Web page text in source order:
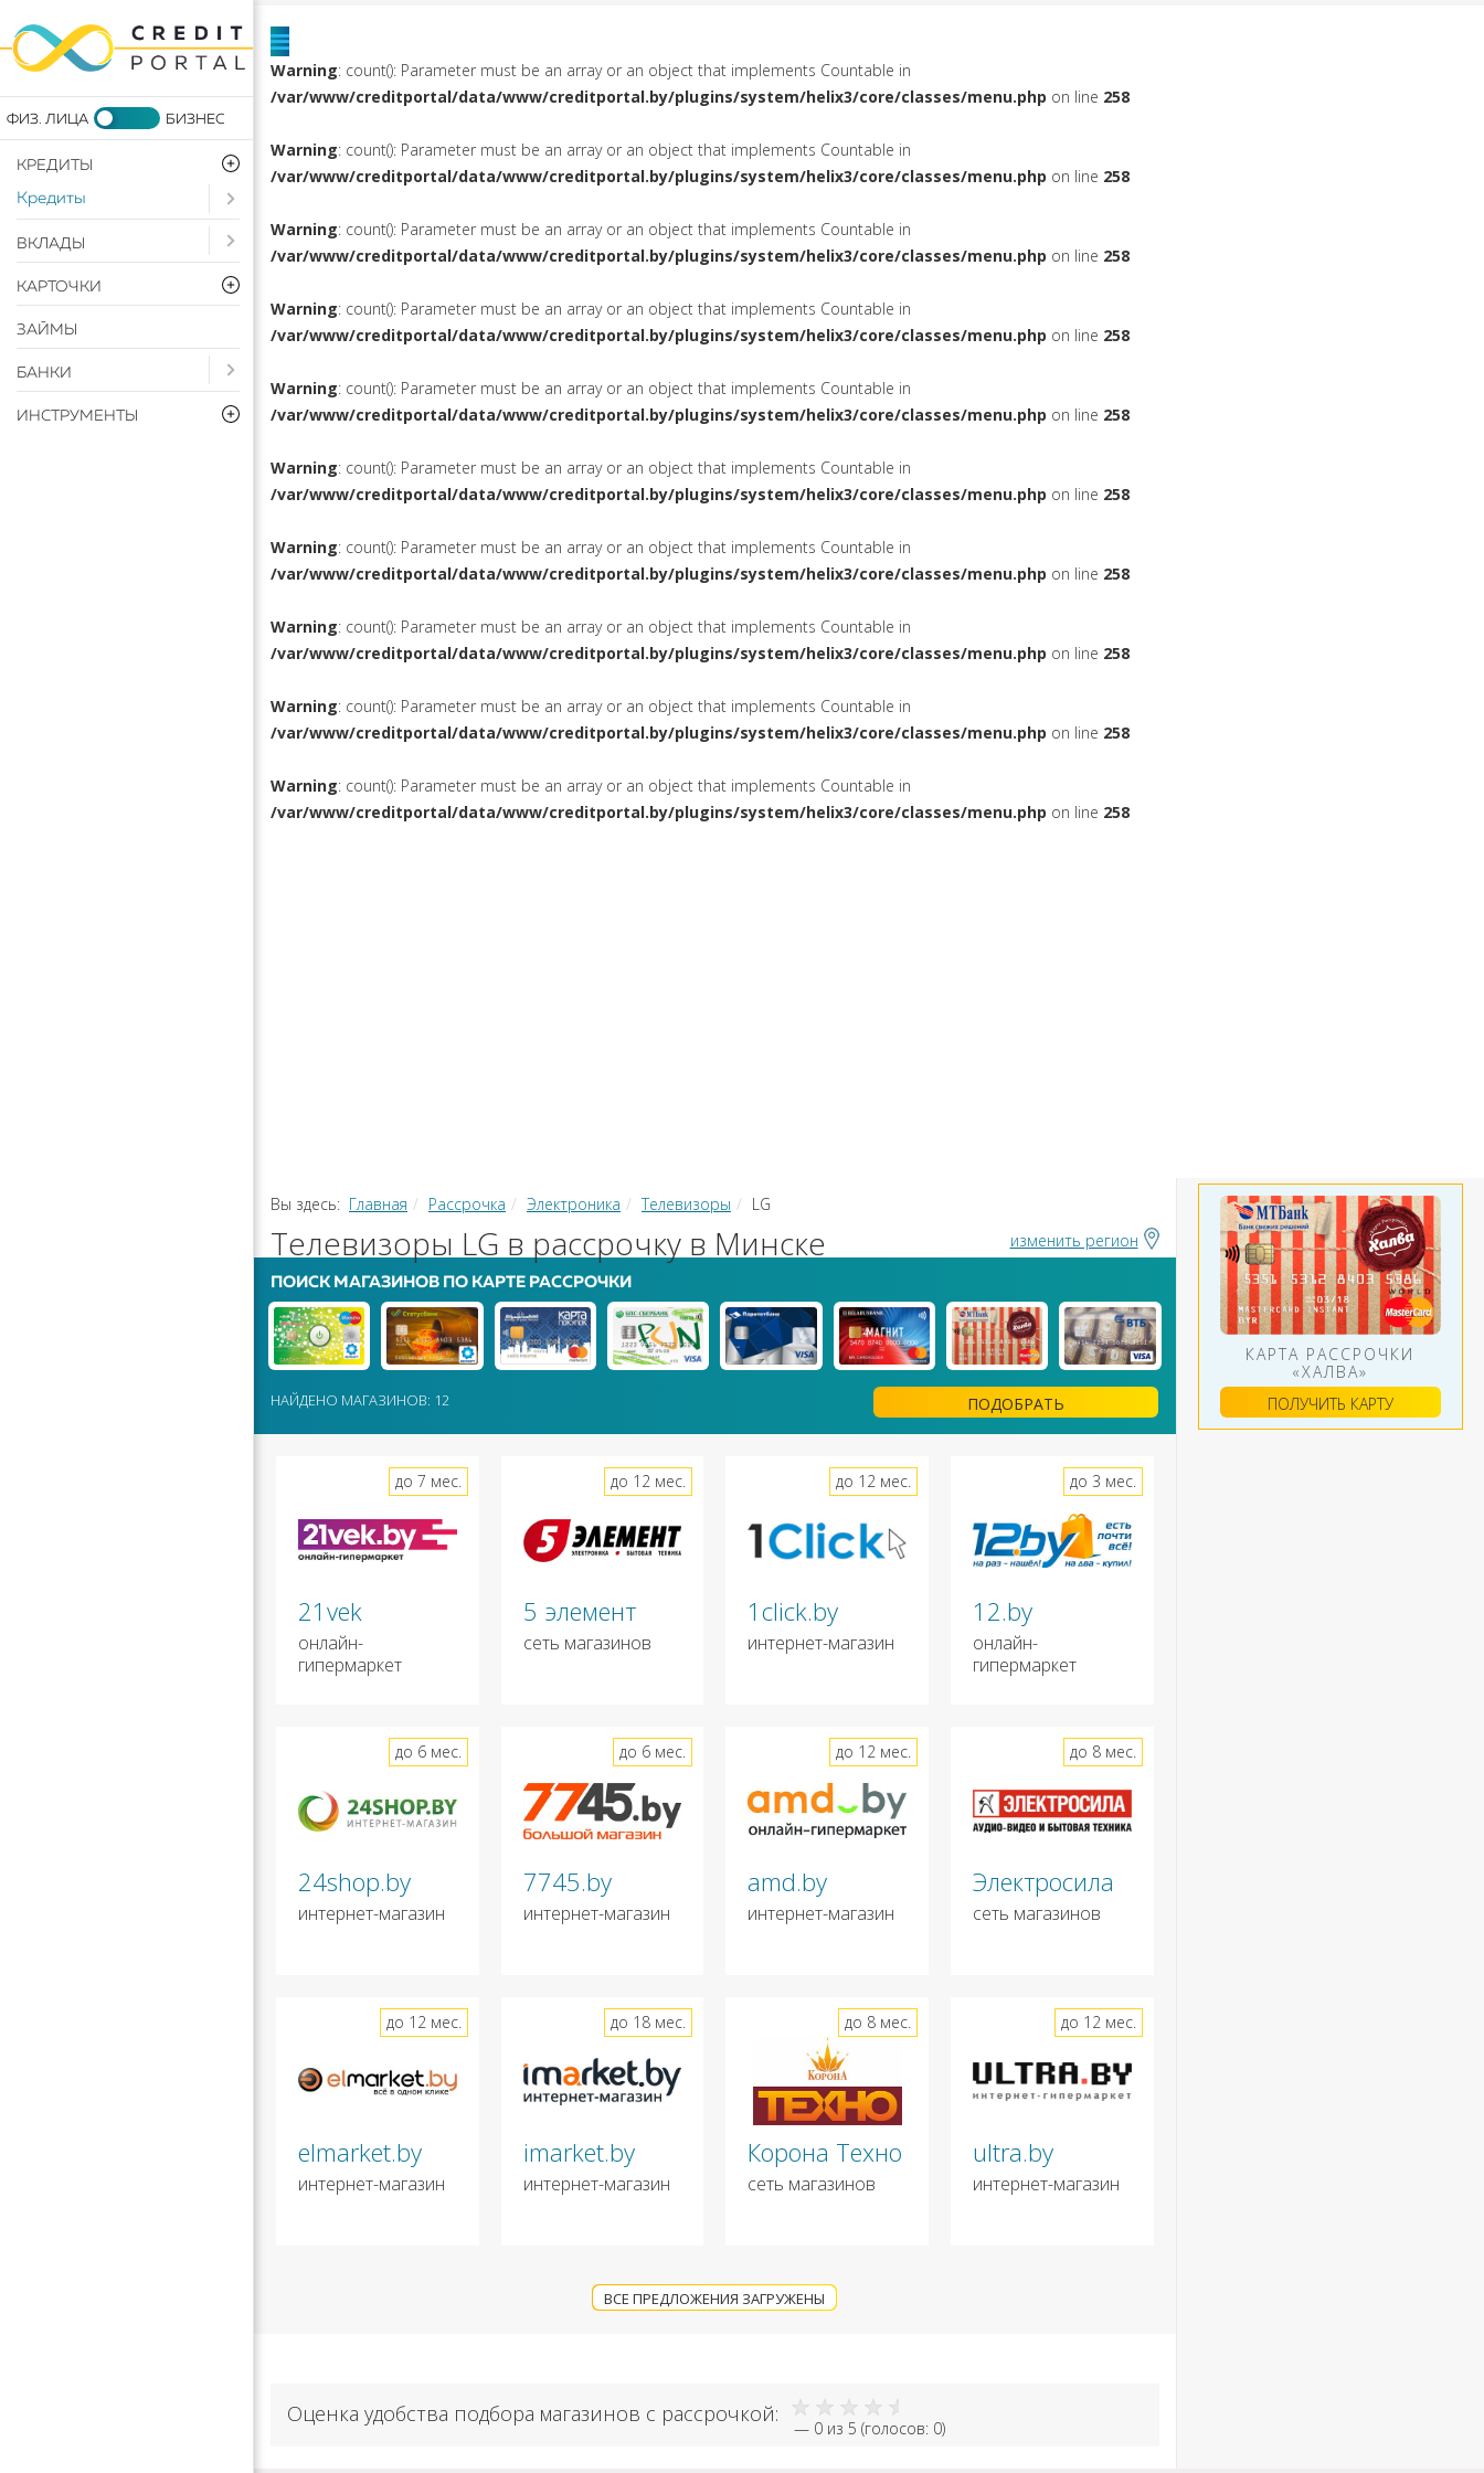
КРЕДИТЫ
Open submenu ( Кредиты)
Кредиты
Open submenu ( Вклады)
ВКЛАДЫ
КАРТОЧКИ
ЗАЙМЫ
Open submenu ( Банки)
БАНКИ
ИНСТРУМЕНТЫ
Warning: count(): Parameter must be an array or an object that implements Countable in
/var/www/creditportal/data/www/creditportal.by/plugins/system/helix3/core/classes/menu.php on line 258
Warning: count(): Parameter must be an array or an object that implements Countable in
/var/www/creditportal/data/www/creditportal.by/plugins/system/helix3/core/classes/menu.php on line 258
Warning: count(): Parameter must be an array or an object that implements Countable in
/var/www/creditportal/data/www/creditportal.by/plugins/system/helix3/core/classes/menu.php on line 258
Warning: count(): Parameter must be an array or an object that implements Countable in
/var/www/creditportal/data/www/creditportal.by/plugins/system/helix3/core/classes/menu.php on line 258
Warning: count(): Parameter must be an array or an object that implements Countable in
/var/www/creditportal/data/www/creditportal.by/plugins/system/helix3/core/classes/menu.php on line 258
Warning: count(): Parameter must be an array or an object that implements Countable in
/var/www/creditportal/data/www/creditportal.by/plugins/system/helix3/core/classes/menu.php on line 258
Warning: count(): Parameter must be an array or an object that implements Countable in
/var/www/creditportal/data/www/creditportal.by/plugins/system/helix3/core/classes/menu.php on line 258
Warning: count(): Parameter must be an array or an object that implements Countable in
/var/www/creditportal/data/www/creditportal.by/plugins/system/helix3/core/classes/menu.php on line 258
Warning: count(): Parameter must be an array or an object that implements Countable in
/var/www/creditportal/data/www/creditportal.by/plugins/system/helix3/core/classes/menu.php on line 258
Warning: count(): Parameter must be an array or an object that implements Countable in
/var/www/creditportal/data/www/creditportal.by/plugins/system/helix3/core/classes/menu.php on line 258
Вы здесь: Главная Рассрочка Электроника Телевизоры LG
Телевизоры LG в рассрочку в Минске изменить регион
ПОИСК МАГАЗИНОВ ПО КАРТЕ РАССРОЧКИ
НАЙДЕНО МАГАЗИНОВ: 12 ПОДОБРАТЬ
21vek
онлайн-
гипермаркет
до 7 мес.
5 элемент
сеть магазинов
до 12 мес.
1click.by
интернет-магазин
до 12 мес.
12.by
онлайн-
гипермаркет
до 3 мес.
24shop.by
интернет-магазин
до 6 мес.
7745.by
интернет-магазин
до 6 мес.
amd.by
интернет-магазин
до 12 мес.
Электросила
сеть магазинов
до 8 мес.
elmarket.by
интернет-магазин
до 12 мес.
imarket.by
интернет-магазин
до 18 мес.
Корона Техно
сеть магазинов
до 8 мес.
ultra.by
интернет-магазин
до 12 мес.
ВСЕ ПРЕДЛОЖЕНИЯ ЗАГРУЖЕНЫ
Оценка удобства подбора магазинов с рассрочкой:
— 0 из 5 (голосов: 0)
КАРТА РАССРОЧКИ
«ХАЛВА»
ПОЛУЧИТЬ КАРТУ